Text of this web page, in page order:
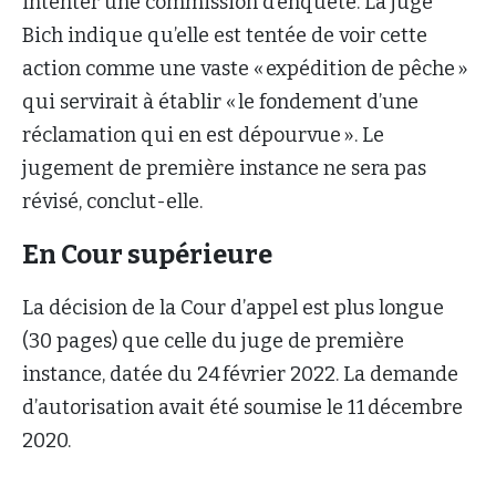
Bich indique qu’elle est tentée de voir cette
action comme une vaste « expédition de pêche »
qui servirait à établir « le fondement d’une
réclamation qui en est dépourvue ». Le
jugement de première instance ne sera pas
révisé, conclut-elle.
En Cour supérieure
La décision de la Cour d’appel est plus longue
(30 pages) que celle du juge de première
instance, datée du 24 février 2022. La demande
d’autorisation avait été soumise le 11 décembre
2020.